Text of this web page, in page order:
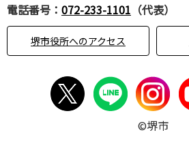
電話番号： 072-233-1101 （代表）
堺市役所へのアクセス
©堺市